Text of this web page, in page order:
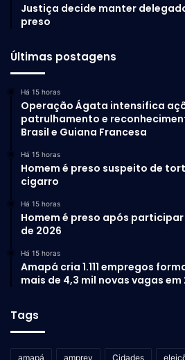
Justiça decide manter
preso
Últimas postagens
Há 15 horas
Operação Ágata intensifica
patrulhamento e
Brasil e Guiana Francesa
Há 15 horas
Homem é preso suspeito de
cigarro
Há 15 horas
Homem é preso após
de 2026
Há 15 horas
Amapá cria 1.111 empregos
mais de 4,3 mil novas vagas em
Tags
amapá amprev Cidades